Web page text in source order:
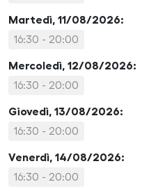
Martedì, 11/08/2026:
16:30 - 20:00
Mercoledì, 12/08/2026:
16:30 - 20:00
Giovedì, 13/08/2026:
16:30 - 20:00
Venerdì, 14/08/2026:
16:30 - 20:00